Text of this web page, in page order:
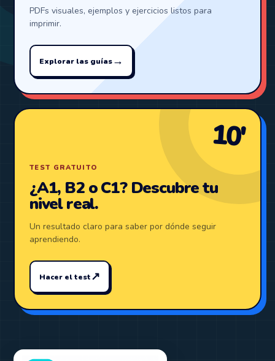
PDFs visuales, ejemplos y ejercicios listos para
imprimir.
Explorar las guías→
10′
TEST GRATUITO
¿A1, B2 o C1? Descubre tu
nivel real.
Un resultado claro para saber por dónde seguir
aprendiendo.
Hacer el test↗